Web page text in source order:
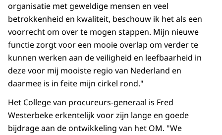
organisatie met geweldige mensen en veel
betrokkenheid en kwaliteit, beschouw ik het als een
voorrecht om over te mogen stappen. Mijn nieuwe
functie zorgt voor een mooie overlap om verder te
kunnen werken aan de veiligheid en leefbaarheid in
deze voor mij mooiste regio van Nederland en
daarmee is in feite mijn cirkel rond."
Het College van procureurs-generaal is Fred
Westerbeke erkentelijk voor zijn lange en goede
bijdrage aan de ontwikkeling van het OM. "We